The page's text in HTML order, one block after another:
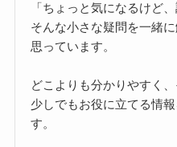
「ちょっと気になるけど
そんな小さな疑問を一緒
思っています。
どこよりも分かりやすく、
少しでもお役に立てる情
す。